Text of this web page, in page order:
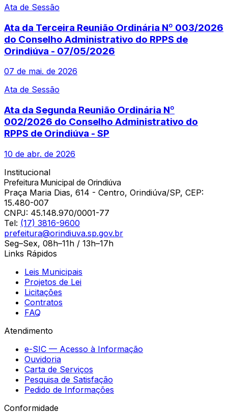
Ata de Sessão
Ata da Terceira Reunião Ordinária Nº 003/2026
do Conselho Administrativo do RPPS de
Orindiúva - 07/05/2026
07 de mai. de 2026
Ata de Sessão
Ata da Segunda Reunião Ordinária Nº
002/2026 do Conselho Administrativo do
RPPS de Orindiúva - SP
10 de abr. de 2026
Institucional
Prefeitura Municipal de Orindiúva
Praça Maria Dias, 614 - Centro, Orindiúva/SP, CEP:
15.480-007
CNPJ: 45.148.970/0001-77
Tel: (17) 3816-9600
prefeitura@orindiuva.sp.gov.br
Seg–Sex, 08h–11h / 13h–17h
Links Rápidos
Leis Municipais
Projetos de Lei
Licitações
Contratos
FAQ
Atendimento
e-SIC — Acesso à Informação
Ouvidoria
Carta de Serviços
Pesquisa de Satisfação
Pedido de Informações
Conformidade